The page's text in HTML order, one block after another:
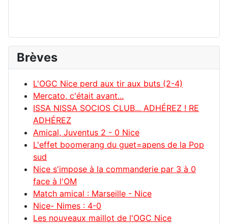
Brèves
L'OGC Nice perd aux tir aux buts (2-4)
Mercato, c'était avant...
ISSA NISSA SOCIOS CLUB... ADHÉREZ ! RE
ADHÉREZ
Amical, Juventus 2 - 0 Nice
L'effet boomerang du guet=apens de la Pop
sud
Nice s'impose à la commanderie par 3 à 0
face à l'OM
Match amical : Marseille - Nice
Nice- Nimes : 4-0
Les nouveaux maillot de l'OGC Nice